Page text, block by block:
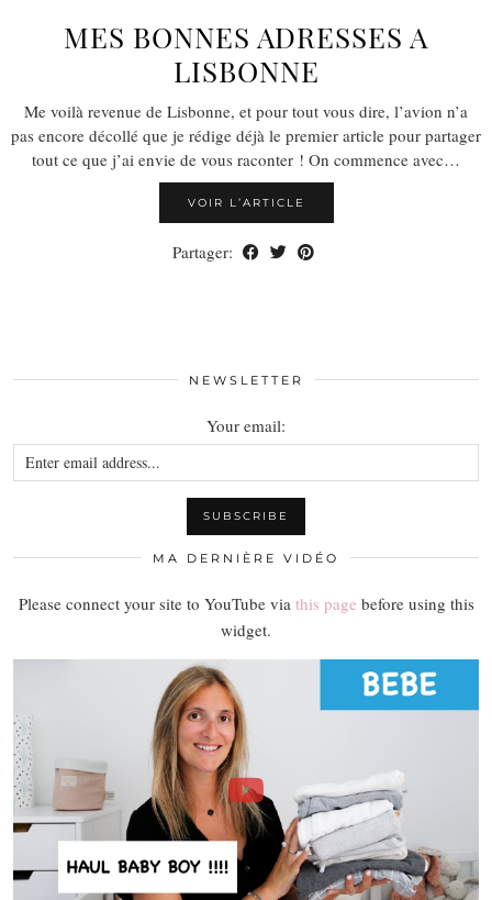
MES BONNES ADRESSES A
LISBONNE
Me voilà revenue de Lisbonne, et pour tout vous dire, l’avion n’a
pas encore décollé que je rédige déjà le premier article pour partager
tout ce que j’ai envie de vous raconter ! On commence avec…
VOIR L’ARTICLE
Partager:
NEWSLETTER
Your email:
MA DERNIÈRE VIDÉO
Please connect your site to YouTube via this page before using this
widget.